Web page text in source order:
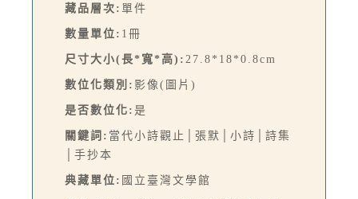
藏品層次: 單件
數量單位: 1冊
尺寸大小(長*寬*高): 27.8*18*0.8cm
數位化類別: 影像(圖片)
是否數位化: 是
關鍵詞: 當代小詩觀止│張默│小詩│詩集
│手抄本
典藏單位: 國立臺灣文學館